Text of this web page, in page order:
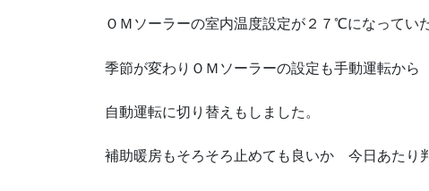
ＯＭソーラーの室内温度設定が２７℃になってい
季節が変わりＯＭソーラーの設定も手動運転から
自動運転に切り替えもしました。
補助暖房もそろそろ止めても良いか 今日あたり